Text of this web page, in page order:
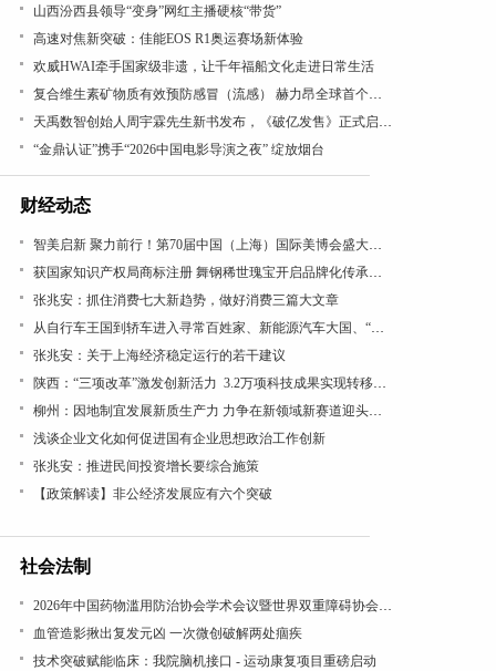
山西汾西县领导“变身”网红主播硬核“带货”
高速对焦新突破：佳能EOS R1奥运赛场新体验
欢威HWAI牵手国家级非遗，让千年福船文化走进日常生活
复合维生素矿物质有效预防感冒（流感） 赫力昂全球首个真实世界研究成果 加固中国全民免疫...
天禹数智创始人周宇霖先生新书发布，《破亿发售》正式启航！
“金鼎认证”携手“2026中国电影导演之夜” 绽放烟台
财经动态
智美启新 聚力前行！第70届中国（上海）国际美博会盛大开幕
获国家知识产权局商标注册 舞钢稀世瑰宝开启品牌化传承新篇
张兆安：抓住消费七大新趋势，做好消费三篇大文章
从自行车王国到轿车进入寻常百姓家、新能源汽车大国、“低空经济”看“汽车文化”理论的引领作用
张兆安：关于上海经济稳定运行的若干建议
陕西：“三项改革”激发创新活力 3.2万项科技成果实现转移转化
柳州：因地制宜发展新质生产力 力争在新领域新赛道迎头赶上
浅谈企业文化如何促进国有企业思想政治工作创新
张兆安：推进民间投资增长要综合施策
【政策解读】非公经济发展应有六个突破
社会法制
2026年中国药物滥用防治协会学术会议暨世界双重障碍协会年会在沪召开
血管造影揪出复发元凶 一次微创破解两处痼疾
技术突破赋能临床：我院脑机接口 - 运动康复项目重磅启动